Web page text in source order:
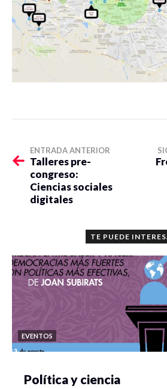
ENTRADA ANTERIOR
Talleres pre-
congreso:
Ciencias sociales
digitales
TE PUEDE
EVENTOS
Política y ciencia